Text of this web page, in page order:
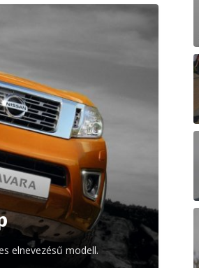
elnevezésű modell.